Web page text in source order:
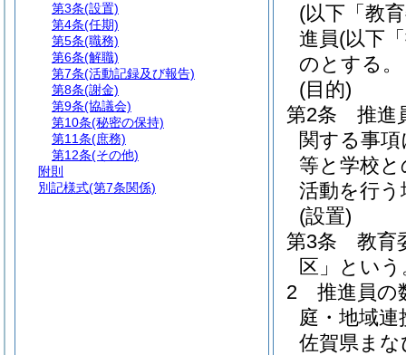
(以下「教
進員(以下
のとする。
(目的)
第2条
推進
関する事
等と学校
活動を行
(設置)
第3条
教育
区」という
2
推進員の
庭・地域連
佐賀県まな
第3条(設置)
第4条(任期)
第5条(職務)
第6条(解職)
第7条(活動記録及び報告)
第8条(謝金)
第9条(協議会)
第10条(秘密の保持)
第11条(庶務)
第12条(その他)
附則
別記様式(第7条関係)